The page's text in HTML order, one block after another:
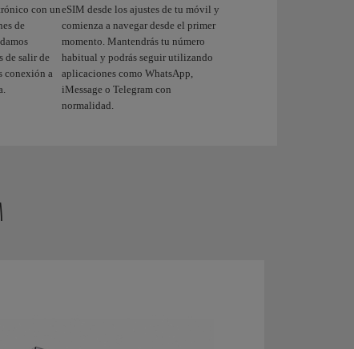
con un
de
de salir de
conexión a
eSIM desde los ajustes de tu móvil y
comienza a navegar desde el primer
momento. Mantendrás tu número
habitual y podrás seguir utilizando
aplicaciones como WhatsApp,
iMessage o Telegram con
normalidad.